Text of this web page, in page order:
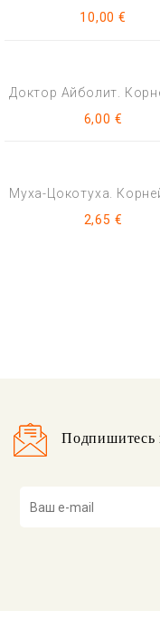
10,00 €
6,00 €
2,65 €
Подпишитесь